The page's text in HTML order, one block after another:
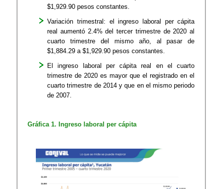
$1,929.90 pesos constantes.
Variación trimestral: el ingreso laboral per cápita
real aumentó 2.4% del tercer trimestre de 2020 al
cuarto trimestre del mismo año, al pasar de
$1,884.29 a $1,929.90 pesos constantes.
El ingreso laboral per cápita real en el cuarto
trimestre de 2020 es mayor que el registrado en el
cuarto trimestre de 2014 y que en el mismo periodo
de 2007.
​Gráfica 1. Ingreso laboral per cápita